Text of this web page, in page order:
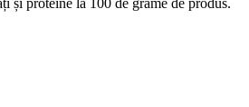
și proteine la 100 de grame de produs.